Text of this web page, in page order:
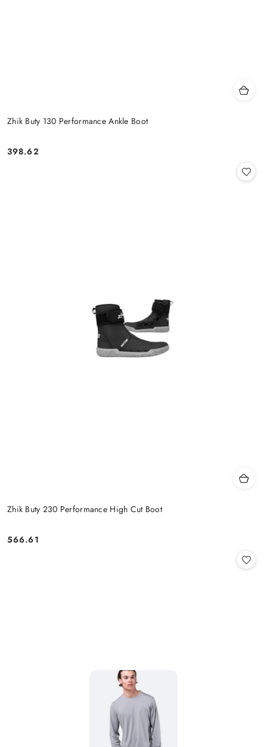
Zhik Buty 130 Performance Ankle Boot
Cena:
398.62
Zhik Buty 230 Performance High Cut Boot
Cena:
566.61